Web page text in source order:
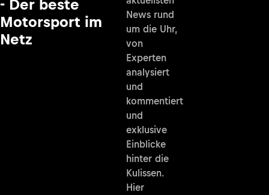
- Der beste
Motorsport im
Netz
News rund
um die Uhr,
von
Experten
analysiert
und
kommentiert
und
exklusive
Einblicke
hinter die
Kulissen.
Hier